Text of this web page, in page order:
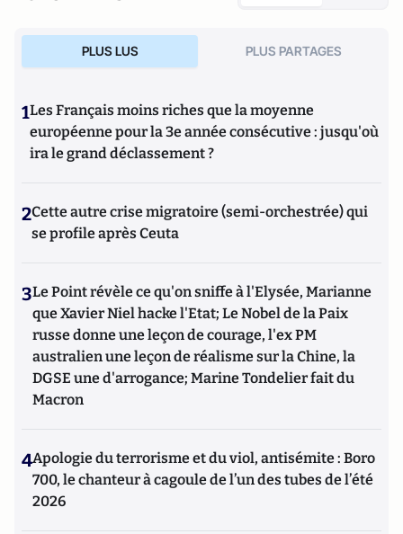
PLUS LUS PLUS PARTAGES
1Les Français moins riches que la moyenne
européenne pour la 3e année consécutive : jusqu'où
ira le grand déclassement ?
2Cette autre crise migratoire (semi-orchestrée) qui
se profile après Ceuta
3Le Point révèle ce qu'on sniffe à l'Elysée, Marianne
que Xavier Niel hacke l'Etat; Le Nobel de la Paix
russe donne une leçon de courage, l'ex PM
australien une leçon de réalisme sur la Chine, la
DGSE une d'arrogance; Marine Tondelier fait du
Macron
4Apologie du terrorisme et du viol, antisémite : Boro
700, le chanteur à cagoule de l’un des tubes de l’été
2026